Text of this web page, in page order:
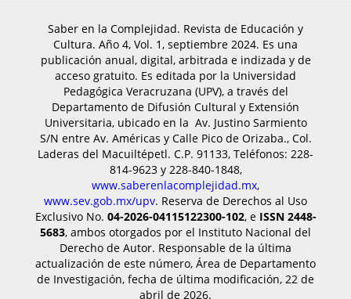
Saber en la Complejidad. Revista de Educación y
Cultura. Año 4, Vol. 1, septiembre 2024. Es una
publicación anual, digital, arbitrada e indizada y de
acceso gratuito. Es editada por ​la Universidad
Pedagógica Veracruzana (UPV), a través del
Departamento de Difusión Cultural y Extensión
Universitaria, ubicado en la Av. Justino Sarmiento
S/N entre Av. Américas y Calle Pico de Orizaba., Col.
Laderas del Macuiltépetl. C.P. 91133, Teléfonos: 228-
814-9623 y 228-840-1848,
www.saberenlacomplejidad.mx,
www.sev.gob.mx/upv. Reserva de Derechos al Uso
Exclusivo No. 04-2026-04115122300-102, e ISSN 2448-
5683, ambos otorgados por el Instituto Nacional del
Derecho de Autor. Responsable de la última
actualización de este número, Área de Departamento
de Investigación, fecha de última modificación, 22 de
abril de 2026.